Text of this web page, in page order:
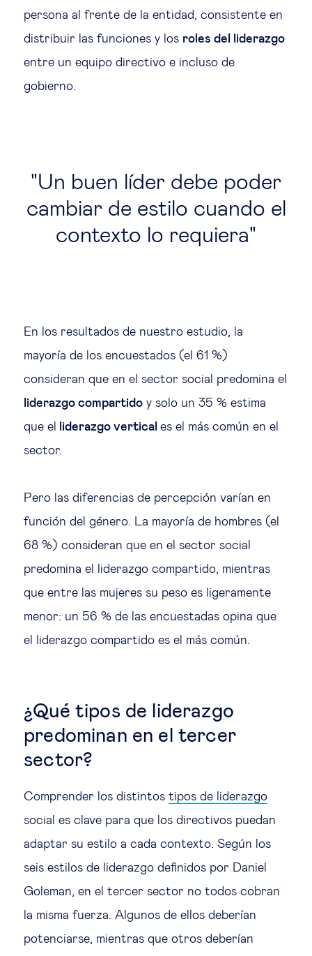
persona al frente de la entidad, consistente en
distribuir las funciones y los roles del liderazgo
entre un equipo directivo e incluso de
gobierno.
Un buen líder debe poder
cambiar de estilo cuando el
contexto lo requiera
En los resultados de nuestro estudio, la
mayoría de los encuestados (el 61 %)
consideran que en el sector social predomina el
liderazgo compartido y solo un 35 % estima
que el
liderazgo vertical es el más común en el
sector.
Pero las diferencias de percepción varían en
función del género. La mayoría de hombres (el
68 %) consideran que en el sector social
predomina el liderazgo compartido, mientras
que entre las mujeres su peso es ligeramente
menor: un 56 % de las encuestadas opina que
el liderazgo compartido es el más común.
¿Qué tipos de liderazgo
predominan en el tercer
sector?
Comprender los distintos tipos de liderazgo
social es clave para que los directivos puedan
adaptar su estilo a cada contexto. Según los
seis estilos de liderazgo definidos por Daniel
Goleman, en el tercer sector no todos cobran
la misma fuerza. Algunos de ellos deberían
potenciarse, mientras que otros deberían